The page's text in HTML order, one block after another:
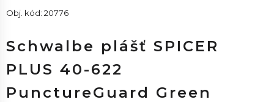
Obj. kód: 20776
Schwalbe plášť SPICER
PLUS 40-622
PunctureGuard Green